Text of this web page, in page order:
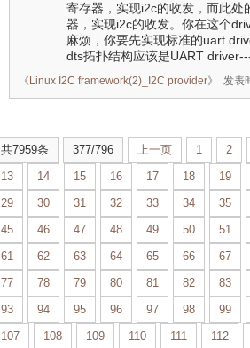
寄存器，实现i2c的收发，而此
器，实现i2c的收发。你在这个
麻烦，你要先实现标准的uart
dts拓扑结构应该是UART
《 Linux I2C framework(2)_I2C provider》 发表
共7959条 377/796 上一页 1 2
13
14 15 16 17 18 19
29
30 31 32 33 34 35
45
46 47 48 49 50 51
61
62 63 64 65 66 67
77
78 79 80 81 82 83
93
94 95 96 97 98 99
107
108 109 110 111 112